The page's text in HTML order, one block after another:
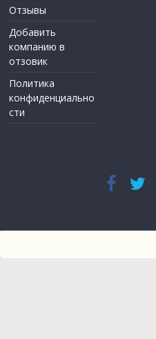
Отзывы
Добавить
компанию в
отзовик
Политика
конфиденциально
сти